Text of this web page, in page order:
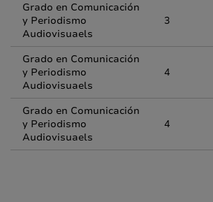
Grado en Comunicación
y Periodismo
Audiovisuaels
3
Grado en Comunicación
y Periodismo
Audiovisuaels
4
Grado en Comunicación
y Periodismo
Audiovisuaels
4